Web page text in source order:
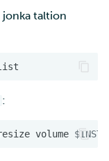
jonka taltion
:
volume